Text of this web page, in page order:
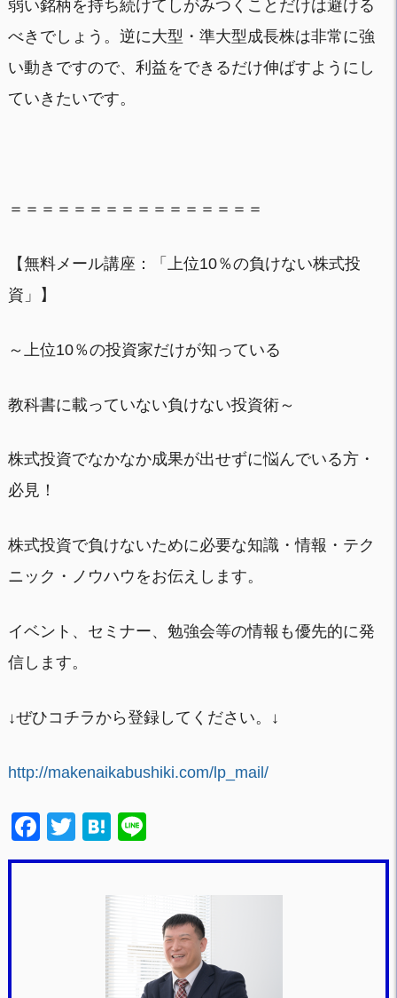
弱い銘柄を持ち続けてしがみつくことだけは避ける
べきでしょう。逆に大型・準大型成長株は非常に強
い動きですので、利益をできるだけ伸ばすようにし
ていきたいです。
＝＝＝＝＝＝＝＝＝＝＝＝＝＝＝＝
【無料メール講座：「上位10％の負けない株式投
資」】
～上位10％の投資家だけが知っている
教科書に載っていない負けない投資術～
株式投資でなかなか成果が出せずに悩んでいる方・
必見！
株式投資で負けないために必要な知識・情報・テク
ニック・ノウハウをお伝えします。
イベント、セミナー、勉強会等の情報も優先的に発
信します。
↓ぜひコチラから登録してください。↓
http://makenaikabushiki.com/lp_mail/
F
a
T
wi
H
at
n
a
n